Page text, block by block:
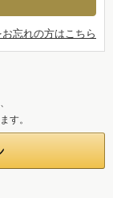
忘れの方はこちら
す。